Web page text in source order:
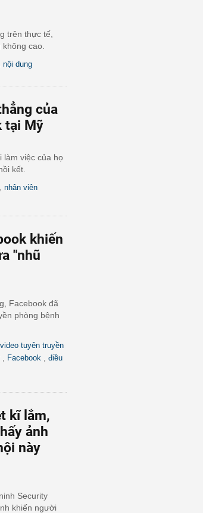
trên thực tế,
cao.
nội dung
của
tại Mỹ
làm việc của họ
kết.
nhân viên
khiến
"nhũ
Facebook đã
phòng bệnh
video tuyên truyền
Facebook
điều
kĩ lắm,
ảnh
này
Security
khiến người